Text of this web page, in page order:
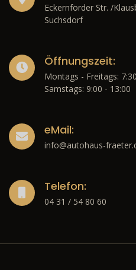
Eckernförder Str. /
Suchsdorf
Öffnungszeit:
Montags - Freitags:
Samstags: 9:00 - 13:00
eMail:
info@autohaus-
Telefon:
04 31 / 54 80 60